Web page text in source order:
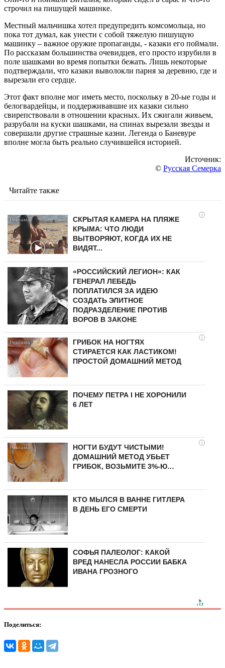
строчил на пишущей машинке.
Местный мальчишка хотел предупредить комсомольца, но
пока тот думал, как унести с собой тяжелую пишущую
машинку – важное оружие пропаганды, - казаки его поймали.
По рассказам большинства очевидцев, его просто изрубили в
поле шашками во время попытки бежать. Лишь некоторые
подтверждали, что казаки выволокли парня за деревню, где и
вырезали его сердце.
Этот факт вполне мог иметь место, поскольку в 20-ые годы и
белогвардейцы, и поддерживавшие их казаки сильно
свирепствовали в отношении красных. Их сжигали живьем,
разрубали на куски шашками, на спинах вырезали звезды и
совершали другие страшные казни. Легенда о Баневуре
вполне могла быть реально случившейся историей.
Источник:
© Русская Семерка
Читайте также
i
СКРЫТАЯ КАМЕРА НА ПЛЯЖЕ
КРЫМА: ЧТО ЛЮДИ
ВЫТВОРЯЮТ, КОГДА ИХ НЕ
ВИДЯТ...
«РОССИЙСКИЙ ЛЕГИОН»: КАК
ГЕНЕРАЛ ЛЕБЕДЬ
ПОПЛАТИЛСЯ ЗА ИДЕЮ
СОЗДАТЬ ЭЛИТНОЕ
ПОДРАЗДЕЛЕНИЕ ПРОТИВ
ВОРОВ В ЗАКОНЕ
i
ГРИБОК НА НОГТЯХ
СТИРАЕТСЯ КАК ЛАСТИКОМ!
ПРОСТОЙ ДОМАШНИЙ МЕТОД
ПОЧЕМУ ПЕТРА I НЕ ХОРОНИЛИ
6 ЛЕТ
i
НОГТИ БУДУТ ЧИСТЫМИ!
ДОМАШНИЙ МЕТОД УБЬЕТ
ГРИБОК, ВОЗЬМИТЕ 3%-Ю…
КТО МЫЛСЯ В ВАННЕ ГИТЛЕРА
В ДЕНЬ ЕГО СМЕРТИ
СОФЬЯ ПАЛЕОЛОГ: КАКОЙ
ВРЕД НАНЕСЛА РОССИИ БАБКА
ИВАНА ГРОЗНОГО
Поделиться: